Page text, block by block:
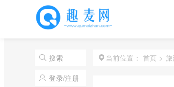
搜索
登录/注册
当前位置： 首页 >